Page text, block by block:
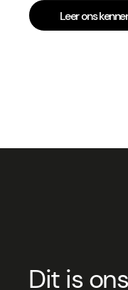
Leer ons
Dit is